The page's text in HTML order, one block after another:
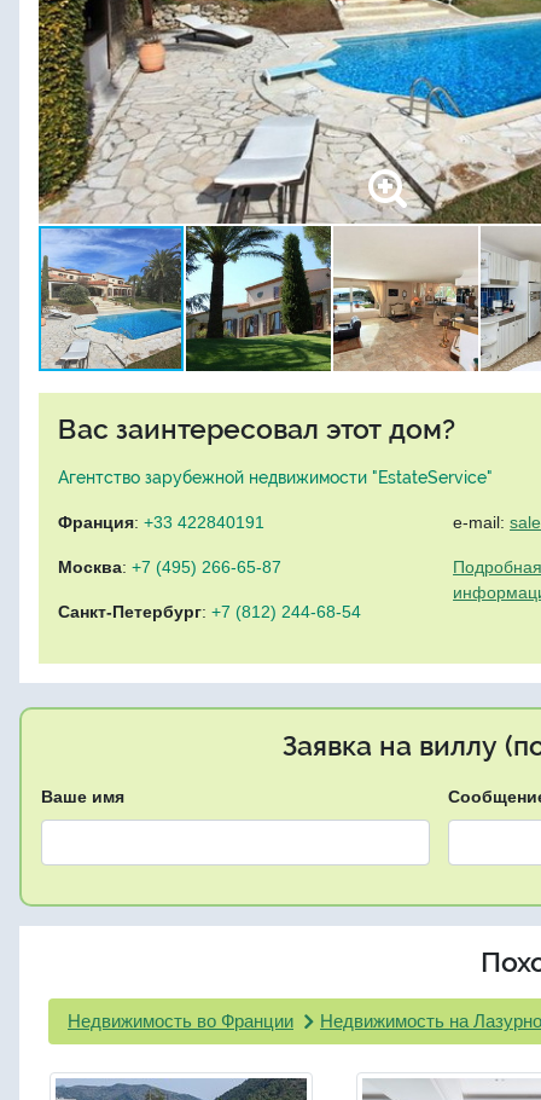
Вас заинтересовал этот дом?
Агентство зарубежной недвижимости "EstateService"
Франция: +33 422840191
Москва: +7 (495) 266-65-87
Санкт-Петербург: +7 (812) 244-68-54
e-mail:
Заявка на виллу
Ваше имя
Недвижимость во Франции Недвижимость на